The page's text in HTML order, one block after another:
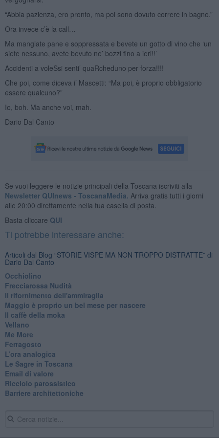
“Abbia pazienza, ero pronto, ma poi sono dovuto correre in bagno.”
Ora invece c’è la call…
Ma mangiate pane e soppressata e bevete un gotto di vino che ‘un
siete nessuno, avete bevuto ne’ bozzi fino a ieri!!’
Accidenti a voleSsi senti’ quaRcheduno per forza!!!!
Che poi, come diceva i’ Mascetti: “Ma poi, è proprio obbligatorio
essere qualcuno?”
Io, boh. Ma anche voi, mah.
Dario Dal Canto
Se vuoi leggere le notizie principali della Toscana iscriviti alla
Newsletter QUInews - ToscanaMedia. Arriva gratis tutti i giorni
alle 20:00 direttamente nella tua casella di posta.
Basta cliccare QUI
Ti potrebbe interessare anche:
Articoli dal Blog “STORIE VISPE MA NON TROPPO DISTRATTE” di
Dario Dal Canto
Occhiolino
Frecciarossa Nudità
Il rifornimento dell'ammiraglia
​Maggio è proprio un bel mese per nascere
Il caffè della moka
​Vellano
​Me More
​Ferragosto
​L’ora analogica
​Le Sagre in Toscana
​Email di valore
​Ricciolo parossistico
​Barriere architettoniche